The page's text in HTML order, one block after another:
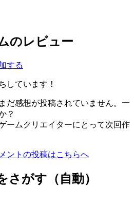
のレビュー
する
しています！
だ感想が投稿されていません。一
？
ームクリエイターにとって次回作
ントの投稿はこちらへ
さがす（自動）